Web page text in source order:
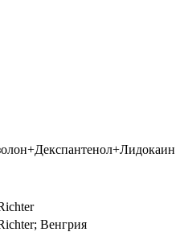
Венгрия